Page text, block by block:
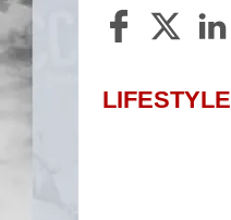
LIFESTYLE